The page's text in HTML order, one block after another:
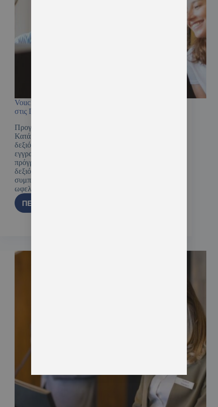
Voucher Ανέργων της ΔΥΠΑ – Κατάρτιση Ανέργων
στις Πράσινες & Ψηφιακές Δεξιότητες
Προγράμματα Συνεχιζόμενης Επαγγελματικής
Κατάρτισης 50.000 ανέργων σε ψηφιακές, πράσινες
δεξιότητες και σε δεξιότητες οικονομικού
εγγραμματισμού. Άνοιξαν οι αιτήσεις για το
πρόγραμμα Voucher Ανέργων στις Πράσινες
δεξιότητες και θα παραμείνουν ανοιχτές μέχρι τη
συμπλήρωση του αριθμού των 50.000
ωφελούμενων. Δικαιούχοι είναι…
ΠΕΡΙΣΣΌΤΕΡΑ